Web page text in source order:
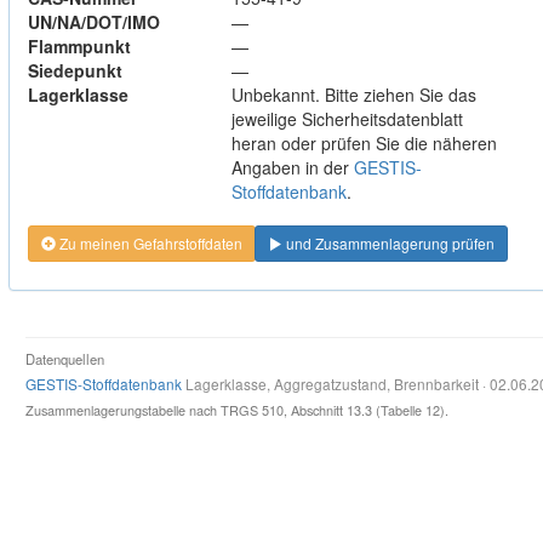
UN/NA/DOT/IMO
—
Flammpunkt
—
Siedepunkt
—
Lagerklasse
Unbekannt. Bitte ziehen Sie das
jeweilige Sicherheitsdatenblatt
heran oder prüfen Sie die näheren
Angaben in der GESTIS-
Stoffdatenbank.
Zu meinen Gefahrstoffdaten und Zusammenlagerung prüfen
Datenquellen
GESTIS-Stoffdatenbank Lagerklasse, Aggregatzustand, Brennbarkeit ·
Zusammenlagerungstabelle nach TRGS 510, Abschnitt 13.3 (Tabelle 12).